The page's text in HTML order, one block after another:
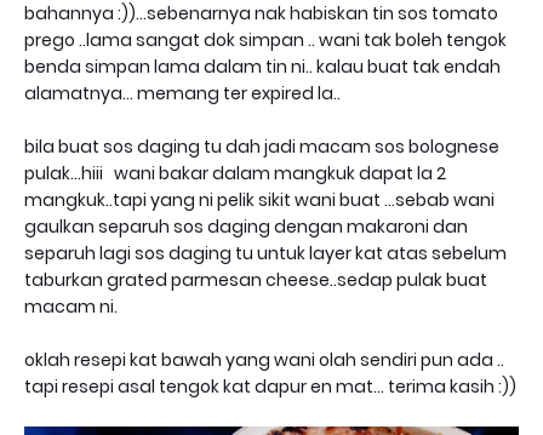
bahannya :))...sebenarnya nak habiskan tin sos tomato
prego ..lama sangat dok simpan .. wani tak boleh tengok
benda simpan lama dalam tin ni.. kalau buat tak endah
alamatnya... memang ter expired la..
bila buat sos daging tu dah jadi macam sos bolognese
pulak...hiii wani bakar dalam mangkuk dapat la 2
mangkuk..tapi yang ni pelik sikit wani buat ...sebab wani
gaulkan separuh sos daging dengan makaroni dan
separuh lagi sos daging tu untuk layer kat atas sebelum
taburkan grated parmesan cheese..sedap pulak buat
macam ni.
oklah resepi kat bawah yang wani olah sendiri pun ada ..
tapi resepi asal tengok kat dapur en mat... terima kasih :))